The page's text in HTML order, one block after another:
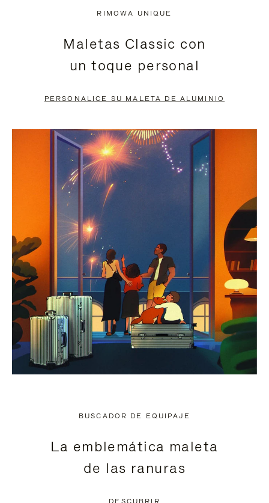
PAUSADO,
PULSE
PARA
ESTÁ
DESACTIVADO:
PULSE
ACTIVARLO.
RIMOWA UNIQUE
Maletas Classic con
un toque personal
PERSONALICE SU MALETA DE ALUMINIO
BUSCADOR DE EQUIPAJE
La emblemática maleta
de las ranuras